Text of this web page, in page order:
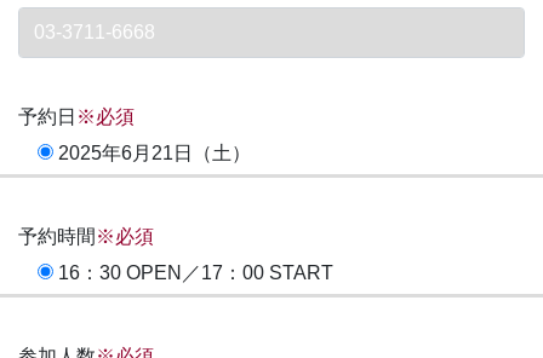
予約日 ※必須
2025年6月21日（土）
予約時間 ※必須
16：30 OPEN／17：00 START